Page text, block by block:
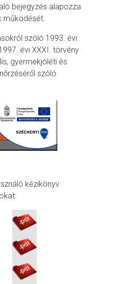
bejegyzés alapozza
működését.
szóló 1993. évi
évi XXXI. törvény
gyermekjóléti és
szóló
kézikönyv